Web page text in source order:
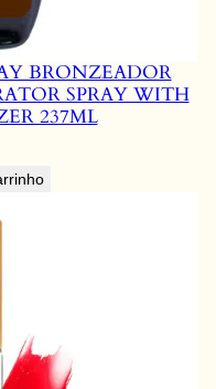
BRONZEADOR
SPRAY WITH
237ML